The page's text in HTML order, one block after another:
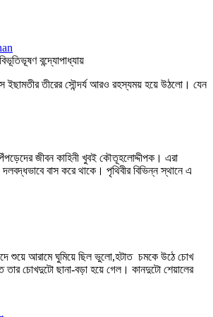
বিভূতিভূষণ বন্দ্যোপাধ্যায়
ইছামতীর তীরের সৌন্দর্য আরও রহস্যময় হয়ে উঠলো। যেন
জীবন কাহিনী খুবই কৌতূহলোদ্দীপক। এরা
দলবদ্ধভাবে বাস করে থাকে। পৃথিবীর বিভিন্ন স্থানে এ
শুয়ে আরামে ঘুমিয়ে ছিল ভুলো,হটাত চমকে উঠে চোখ
তার চোখদুটো ছানা-বড়া হয়ে গেল। কানদুটো শেয়ালের